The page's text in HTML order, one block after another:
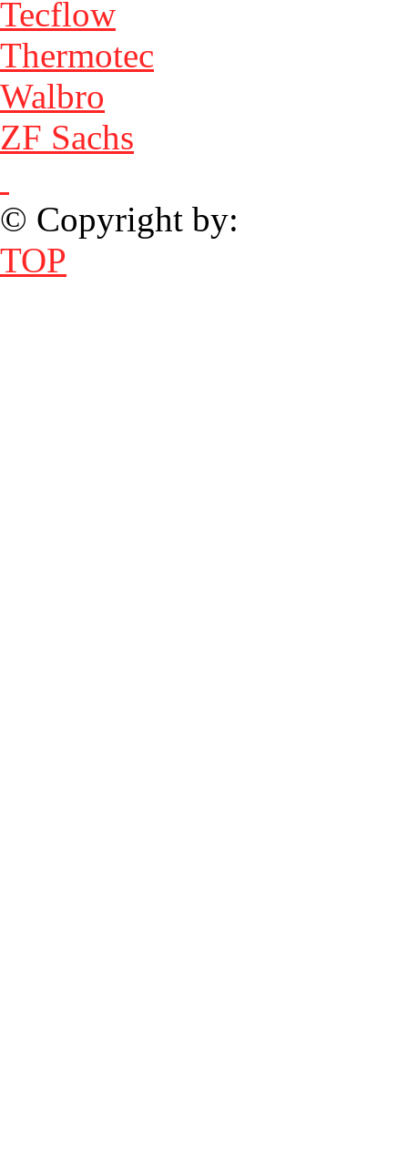
Tecflow
Thermotec
Walbro
ZF Sachs
© Copyright by:
TOP